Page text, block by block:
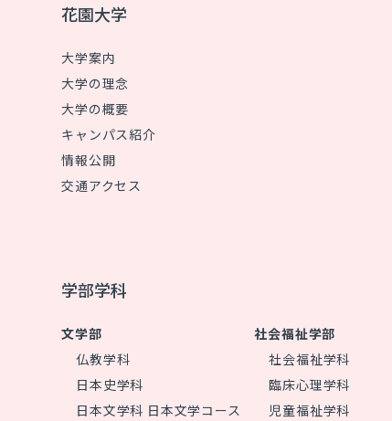
花園大学
大学案内
大学の理念
大学の概要
キャンパス紹介
情報公開
交通アクセス
学部学科
文学部
仏教学科
日本史学科
日本文学科 日本文学コース
社会福祉学部
社会福祉学科
臨床心理学科
児童福祉学科